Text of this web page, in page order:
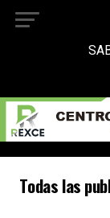
Todas las